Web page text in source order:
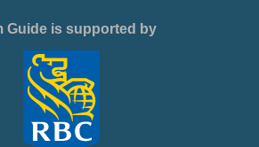
Guide is supported by